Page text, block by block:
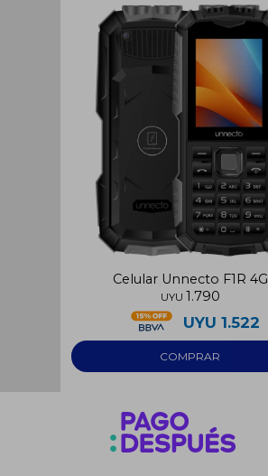
Celular Unnecto F1R 4G
UYU 1.790
UYU 1.522